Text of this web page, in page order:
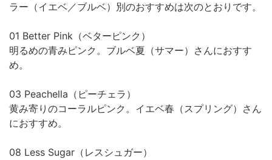
ラー（イエベ／ブルベ）別のおすすめは次のとおりです。
01 Better Pink（ベターピンク）
明るめの青みピンク。ブルベ夏（サマー）さんにおすす
め。
03 Peachella（ピーチェラ）
黄み寄りのコーラルピンク。イエベ春（スプリング）さん
におすすめ。
08 Less Sugar（レスシュガー）